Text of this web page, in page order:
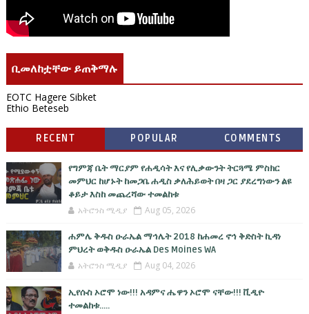
ቢመለከቷቸው ይጠቅማሉ
EOTC Hagere Sibket
Ethio Beteseb
RECENT POPULAR COMMENTS
የግምጃ ቤት ማርያም የሐዲሳት እና የሊቃውንት ትርጓሜ ምስክር
መምህር ከሆኑት ከመጋቤ ሐዲስ ቃለሕይወት በዛ ጋር ያደረግነውን ልዩ
ቆይታ እስከ መጨረሻው ተመልከቱ
አትሮንስ ሚዲያ Aug 05, 2026
ሐምሌ ቅዱስ ዑራኤል ማኅሌት 2018 ከሐመረ ኖኅ ቅድስት ኪዳነ
ምህረት ወቅዱስ ዑራኤል Des Moines WA
አትሮንስ ሚዲያ Aug 04, 2026
ኢየሱስ ኦሮሞ ነው!!! አዳምና ሔዋን ኦሮሞ ናቸው!!! ቪዲዮ
ተመልከቱ.....